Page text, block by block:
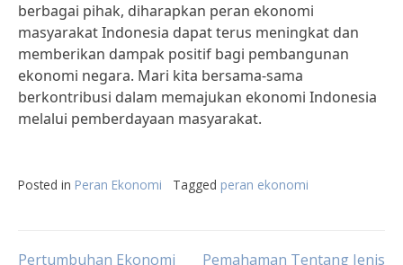
berbagai pihak, diharapkan peran ekonomi
masyarakat Indonesia dapat terus meningkat dan
memberikan dampak positif bagi pembangunan
ekonomi negara. Mari kita bersama-sama
berkontribusi dalam memajukan ekonomi Indonesia
melalui pemberdayaan masyarakat.
Posted in Peran Ekonomi Tagged peran ekonomi
Pertumbuhan Ekonomi
Pemahaman Tentang Jenis